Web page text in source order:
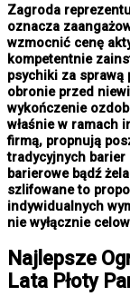
Zagroda
oznacza
wzmocnić cenę
kompetentnie
psychiki za
obronie przed
wykończenie
właśnie w ramach
firmą, propnują
tradycyjnych barier
barierowe bądź
szlifowane to
indywidualnych
nie wyłącznie
Najlepsze
Lata Płoty